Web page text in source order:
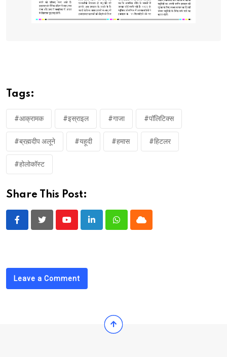
Tags:
#आक्रामक #इस्राइल #गाजा #पॉलिटिक्स
#ब्रह्मदीप अलूने #यहूदी #हमास #हिटलर
#होलोकॉस्ट
Share This Post:
YoutubeLinkedInWhatsappCloud
Leave a Comment